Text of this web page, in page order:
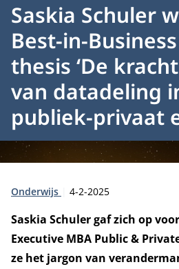
Saskia Schuler
Best-in-
thesis ‘De
van datadeling
publiek-privaat
Type:
Onderwijs Publicatiedatum:
4-2-2025
Saskia Schuler gaf zich op
Executive MBA Public &
ze het jargon van